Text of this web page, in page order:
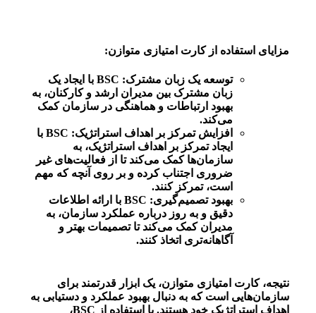
مزایای استفاده از کارت امتیازی متوازن:
توسعه یک زبان مشترک:
BSC با ایجاد یک
زبان مشترک بین مدیران ارشد و کارکنان، به
بهبود ارتباطات و هماهنگی در سازمان کمک
می‌کند.
افزایش تمرکز بر اهداف استراتژیک:
BSC با
ایجاد تمرکز بر اهداف استراتژیک، به
سازمان‌ها کمک می‌کند تا از فعالیت‌های غیر
ضروری اجتناب کرده و بر روی آنچه که مهم
است، تمرکز کنند.
بهبود تصمیم‌گیری:
BSC با ارائه اطلاعات
دقیق و به روز درباره عملکرد سازمان، به
مدیران کمک می‌کند تا تصمیمات بهتر و
آگاهانه‌تری اتخاذ کنند.
نتیجه، کارت امتیازی متوازن، یک ابزار قدرتمند برای
سازمان‌هایی است که به دنبال بهبود عملکرد و دستیابی به
اهداف استراتژیک خود هستند. با استفاده از BSC،